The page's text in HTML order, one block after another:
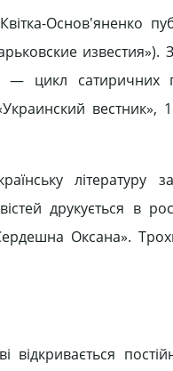
Основ'яненко
известия»).
цикл сатиричних
літературу
друкується в
Оксана».